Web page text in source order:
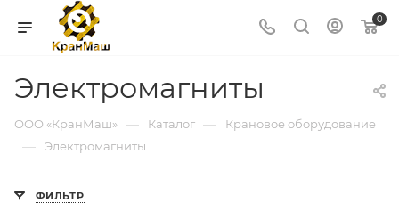
0
Электромагниты
ООО «КранМаш» — Каталог — Крановое оборудование
— Электромагниты
ФИЛЬТР